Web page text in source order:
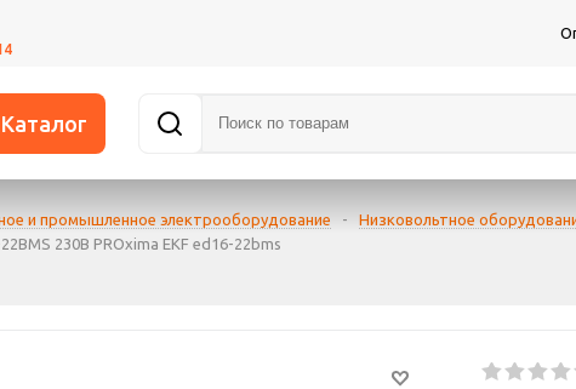
Каталог
и промышленное электрооборудование - Низковольтное
230В PROxima EKF ed16-22bms